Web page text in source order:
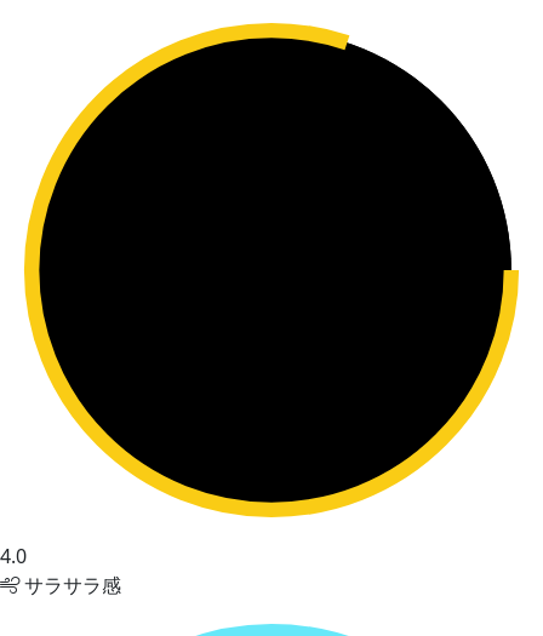
4.0
サラサラ感